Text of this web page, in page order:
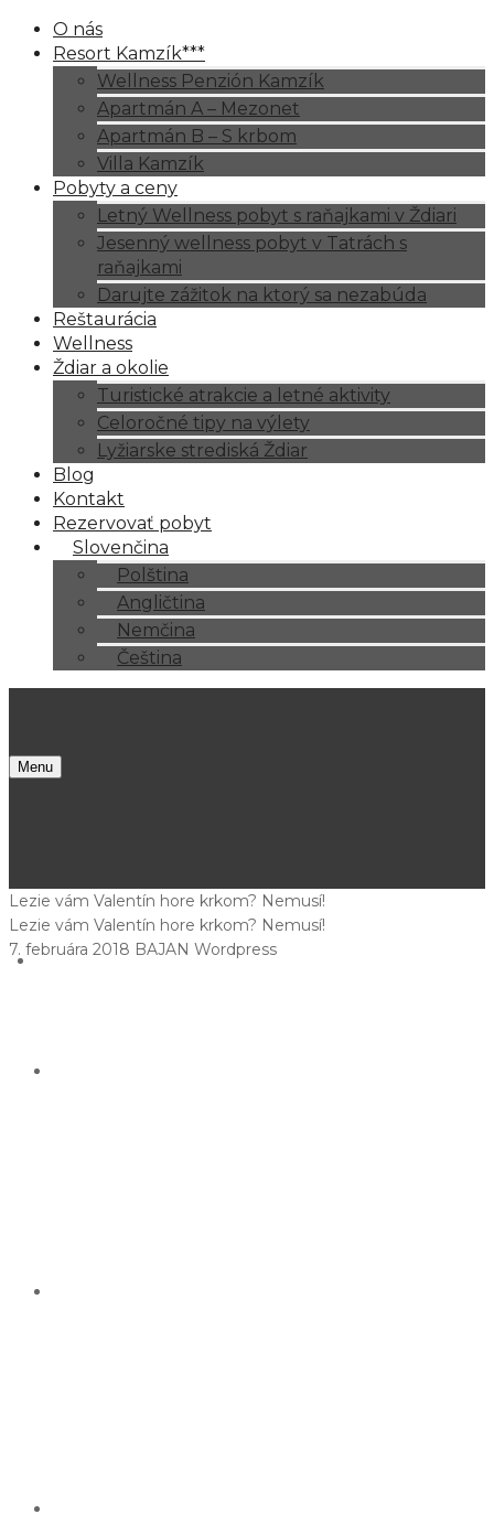
O nás
Resort Kamzík***
Wellness Penzión Kamzík
Apartmán A – Mezonet
Apartmán B – S krbom
Villa Kamzík
Pobyty a ceny
Letný Wellness pobyt s raňajkami v Ždiari
Jesenný wellness pobyt v Tatrách s
raňajkami
Darujte zážitok na ktorý sa nezabúda
Reštaurácia
Wellness
Ždiar a okolie
Turistické atrakcie a letné aktivity
Celoročné tipy na výlety
Lyžiarske strediská Ždiar
Blog
Kontakt
Rezervovať pobyt
Slovenčina
Polština
Angličtina
Nemčina
Čeština
Menu
O nás
Lezie vám Valentín hore krkom? Nemusí!
Lezie vám Valentín hore krkom? Nemusí!
7. februára 2018 BAJAN Wordpress